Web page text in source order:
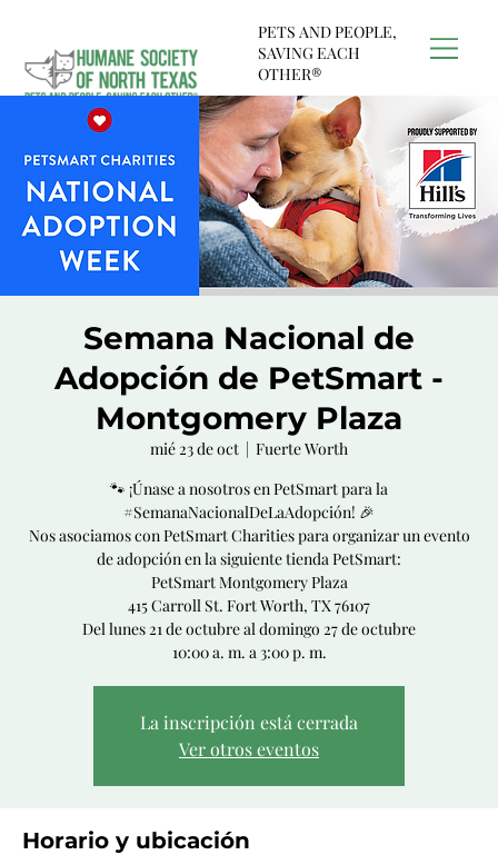
PETS AND PEOPLE,
SAVING EACH
OTHER®
Semana Nacional de
Adopción de PetSmart -
Montgomery Plaza
mié 23 de oct
  |
Fuerte Worth
🐾 ¡Únase a nosotros en PetSmart para la
#SemanaNacionalDeLaAdopción! 🎉
Nos asociamos con PetSmart Charities para organizar un evento
de adopción en la siguiente tienda PetSmart:
PetSmart Montgomery Plaza
415 Carroll St. Fort Worth, TX 76107
Del lunes 21 de octubre al domingo 27 de octubre
La inscripción está cerrada
Ver otros eventos
Horario y ubicación